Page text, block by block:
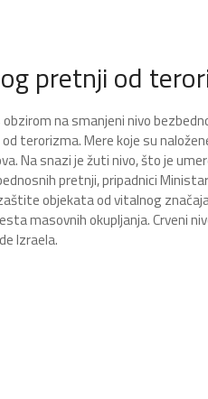
pretnji od
na smanjeni nivo
terorizma. Mere koje su
Na snazi je žuti nivo, što je
pretnji, pripadnici
objekata od vitalnog
masovnih okupljanja. Crveni
Izraela.